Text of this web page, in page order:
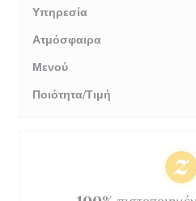
Υπηρεσία
Ατμόσφαιρα
Μενού
Ποιότητα/Τιμή